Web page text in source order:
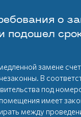
о
подошел
замене
В
под
имеет
между